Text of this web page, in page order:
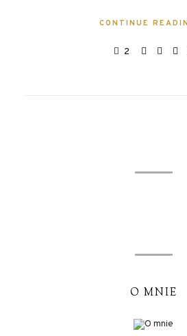
CONTINUE
2
O MNIE